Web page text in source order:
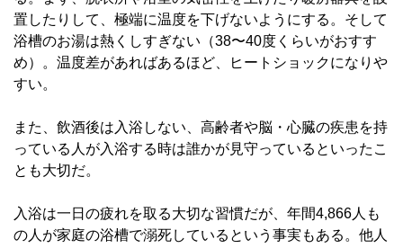
置したりして、極端に温度を下げないようにする。そして
浴槽のお湯は熱くしすぎない（38〜40度くらいがおすす
め）。温度差があればあるほど、ヒートショックになりや
すい。
また、飲酒後は入浴しない、高齢者や脳・心臓の疾患を持
っている人が入浴する時は誰かが見守っているといったこ
とも大切だ。
入浴は一日の疲れを取る大切な習慣だが、年間4,866人も
の人が家庭の浴槽で溺死しているという事実もある。他人